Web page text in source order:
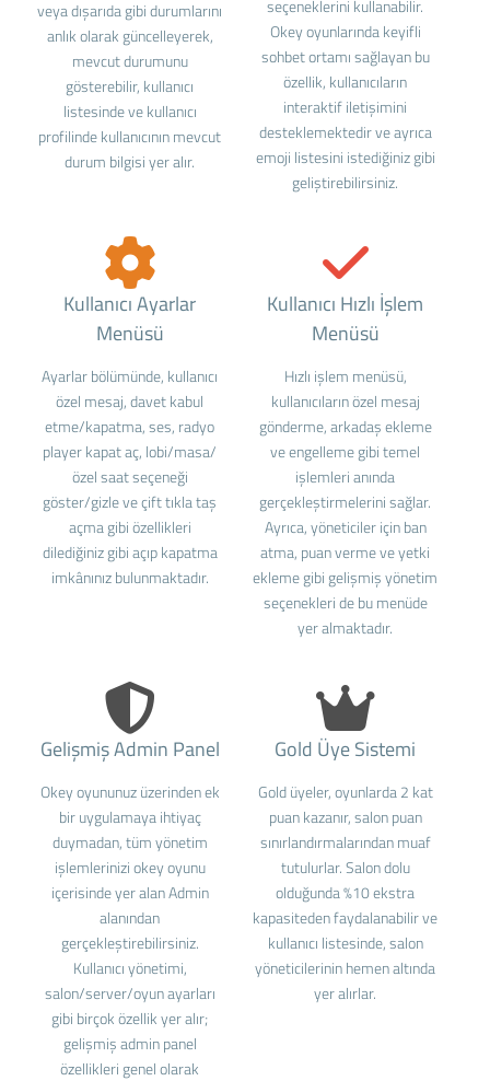
veya dışarıda gibi durumlarını
anlık olarak güncelleyerek,
mevcut durumunu
gösterebilir, kullanıcı
listesinde ve kullanıcı
profilinde kullanıcının mevcut
durum bilgisi yer alır.
seçeneklerini kullanabilir.
Okey oyunlarında keyifli
sohbet ortamı sağlayan bu
özellik, kullanıcıların
interaktif iletişimini
desteklemektedir ve ayrıca
emoji listesini istediğiniz gibi
geliştirebilirsiniz.
Kullanıcı Ayarlar
Menüsü
Ayarlar bölümünde, kullanıcı
özel mesaj, davet kabul
etme/kapatma, ses, radyo
player kapat aç, lobi/masa/
özel saat seçeneği
göster/gizle ve çift tıkla taş
açma gibi özellikleri
dilediğiniz gibi açıp kapatma
imkânınız bulunmaktadır.
Kullanıcı Hızlı İşlem
Menüsü
Hızlı işlem menüsü,
kullanıcıların özel mesaj
gönderme, arkadaş ekleme
ve engelleme gibi temel
işlemleri anında
gerçekleştirmelerini sağlar.
Ayrıca, yöneticiler için ban
atma, puan verme ve yetki
ekleme gibi gelişmiş yönetim
seçenekleri de bu menüde
yer almaktadır.
Gelişmiş Admin Panel
Okey oyununuz üzerinden ek
bir uygulamaya ihtiyaç
duymadan, tüm yönetim
işlemlerinizi okey oyunu
içerisinde yer alan Admin
alanından
gerçekleştirebilirsiniz.
Kullanıcı yönetimi,
salon/server/oyun ayarları
gibi birçok özellik yer alır;
gelişmiş admin panel
özellikleri genel olarak
Gold Üye Sistemi
Gold üyeler, oyunlarda 2 kat
puan kazanır, salon puan
sınırlandırmalarından muaf
tutulurlar. Salon dolu
olduğunda %10 ekstra
kapasiteden faydalanabilir ve
kullanıcı listesinde, salon
yöneticilerinin hemen altında
yer alırlar.